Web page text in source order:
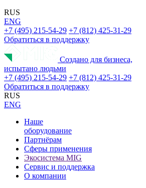
RUS
ENG
+7 (495) 215-54-29 +7 (812) 425-31-29
Обратиться в поддержку
Создано для бизнеса,
испытано людьми
+7 (495) 215-54-29 +7 (812) 425-31-29
Обратиться в поддержку
RUS
ENG
Наше
оборудование
Партнёрам
Сферы применения
Экосистема MIG
Сервис и поддержка
О компании